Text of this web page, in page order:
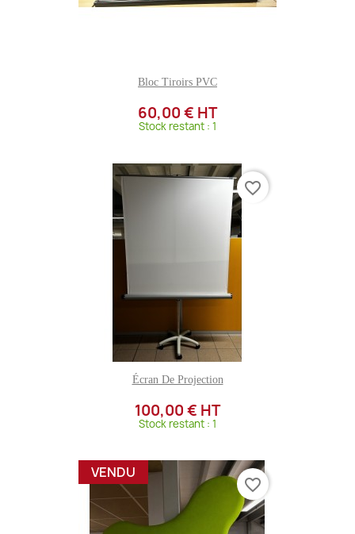
Bloc Tiroirs PVC
60,00 € HT
Stock restant : 1
Écran De Projection
100,00 € HT
Stock restant : 1
favorite_border
VENDU
favorite_border